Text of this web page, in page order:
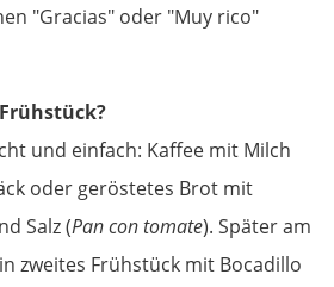
"Gracias" oder "Muy rico"
und einfach: Kaffee mit Milch
oder geröstetes Brot mit
Salz (Pan con tomate). Später am
zweites Frühstück mit Bocadillo